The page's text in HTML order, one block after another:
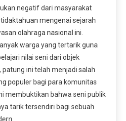
negatif dari masyarakat
mengenai sejarah
olahraga nasional ini.
warga yang tertarik guna
nilai seni dari objek
, patung ini telah menjadi salah
populer bagi para komunitas
membuktikan bahwa seni publik
tarik tersendiri bagi sebuah